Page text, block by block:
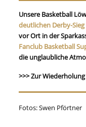
Unsere Basketball
deutlichen Derby-Sieg
vor Ort in der
Fanclub Basketball
die unglaubliche
>>> Zur
Fotos: Swen Pförtner